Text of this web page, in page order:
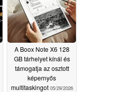
A Boox Note X6 128
GB tárhelyet kínál és
támogatja az osztott
képernyős
multitaskingot 05/29/2026